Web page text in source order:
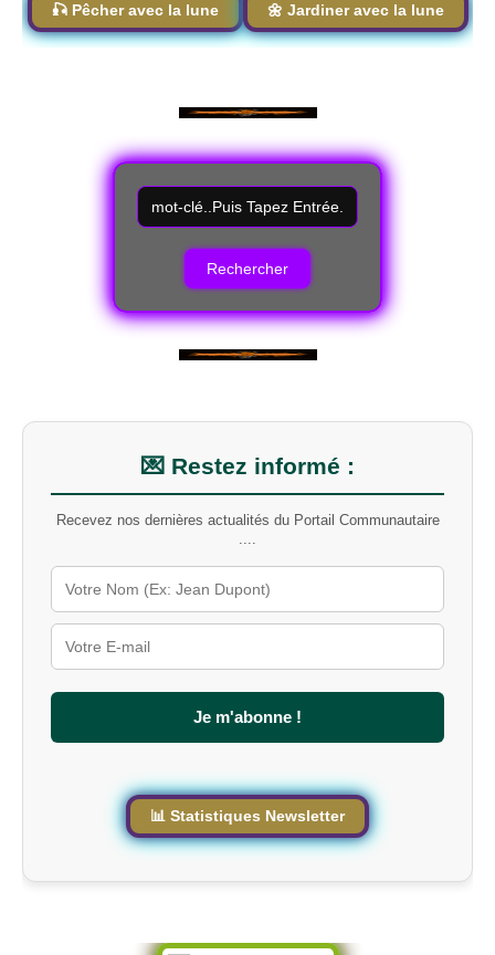
🎣 Pêcher avec la lune 🌼 Jardiner avec la lune
💌 Restez informé :
Recevez nos dernières actualités du Portail Communautaire
....
Je m'abonne !
📊 Statistiques Newsletter